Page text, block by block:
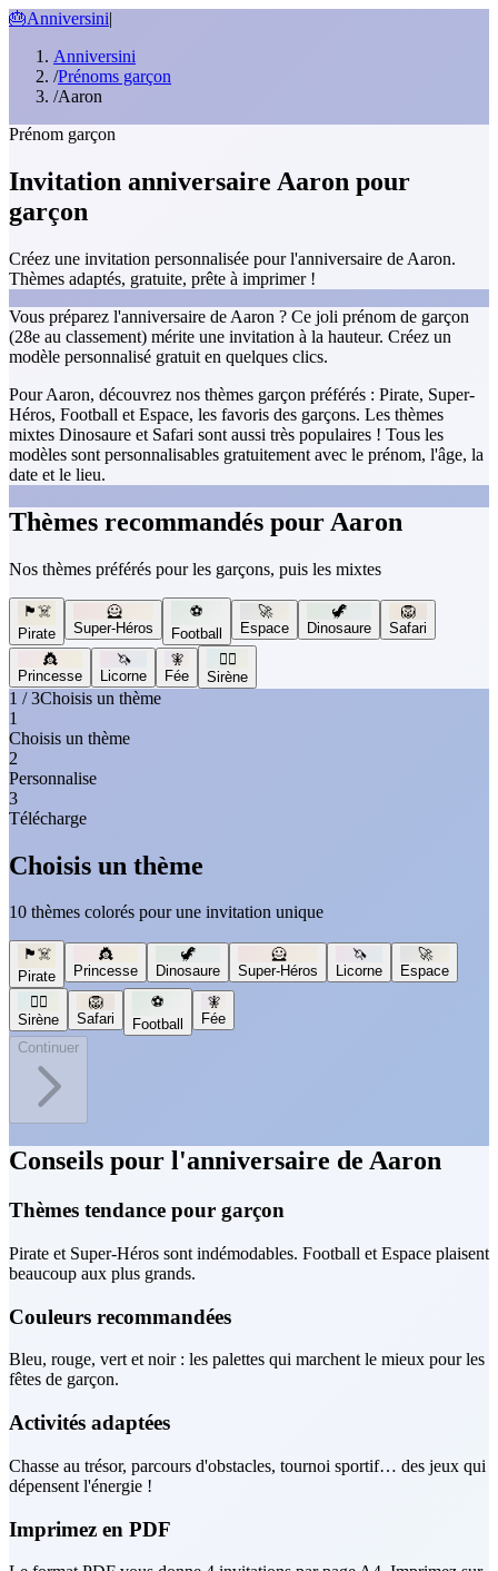
🎂Anniversini|
Anniversini
/Prénoms garçon
/Aaron
Prénom garçon
Invitation anniversaire Aaron pour
garçon
Créez une invitation personnalisée pour l'anniversaire de Aaron.
Thèmes adaptés, gratuite, prête à imprimer !
Vous préparez l'anniversaire de Aaron ? Ce joli prénom de garçon
(28e au classement) mérite une invitation à la hauteur. Créez un
modèle personnalisé gratuit en quelques clics.
Pour Aaron, découvrez nos thèmes garçon préférés : Pirate, Super-
Héros, Football et Espace, les favoris des garçons. Les thèmes
mixtes Dinosaure et Safari sont aussi très populaires ! Tous les
modèles sont personnalisables gratuitement avec le prénom, l'âge, la
date et le lieu.
Thèmes recommandés pour Aaron
Nos thèmes préférés pour les garçons, puis les mixtes
🏴‍☠️
Pirate
🦸
Super-Héros
⚽
Football
🚀
Espace
🦖
Dinosaure
🦁
Safari
👸
Princesse
🦄
Licorne
🧚
Fée
🧜‍♀️
Sirène
1 / 3Choisis un thème
1
Choisis un thème
2
Personnalise
3
Télécharge
Choisis un thème
10 thèmes colorés pour une invitation unique
🏴‍☠️
Pirate
👸
Princesse
🦖
Dinosaure
🦸
Super-Héros
🦄
Licorne
🚀
Espace
🧜‍♀️
Sirène
🦁
Safari
⚽
Football
🧚
Fée
Continuer
Conseils pour l'anniversaire de Aaron
Thèmes tendance pour garçon
Pirate et Super-Héros sont indémodables. Football et Espace plaisent
beaucoup aux plus grands.
Couleurs recommandées
Bleu, rouge, vert et noir : les palettes qui marchent le mieux pour les
fêtes de garçon.
Activités adaptées
Chasse au trésor, parcours d'obstacles, tournoi sportif… des jeux qui
dépensent l'énergie !
Imprimez en PDF